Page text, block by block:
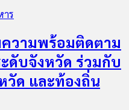
าร
ความพร้อมติดตาม
ดับจังหวัด ร่วมกับ
วัด และท้องถิ่น